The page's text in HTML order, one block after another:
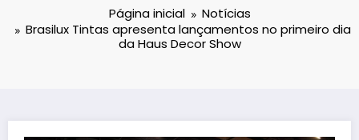
Página inicial
Notícias
Brasilux Tintas apresenta lançamentos no primeiro dia
da Haus Decor Show